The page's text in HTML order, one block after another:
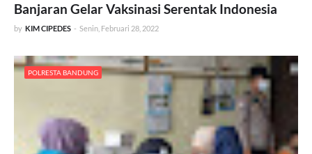
Banjaran Gelar Vaksinasi Serentak Indonesia
by KIM CIPEDES - Senin, Februari 28, 2022
POLRESTA BANDUNG